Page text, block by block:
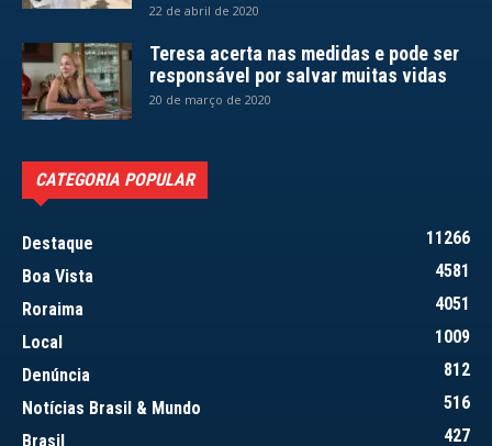
22 de abril de 2020
Teresa acerta nas medidas e pode ser
responsável por salvar muitas vidas
20 de março de 2020
CATEGORIA POPULAR
Destaque
11266
Boa Vista
4581
Roraima
4051
Local
1009
Denúncia
812
Notícias Brasil & Mundo
516
Brasil
427